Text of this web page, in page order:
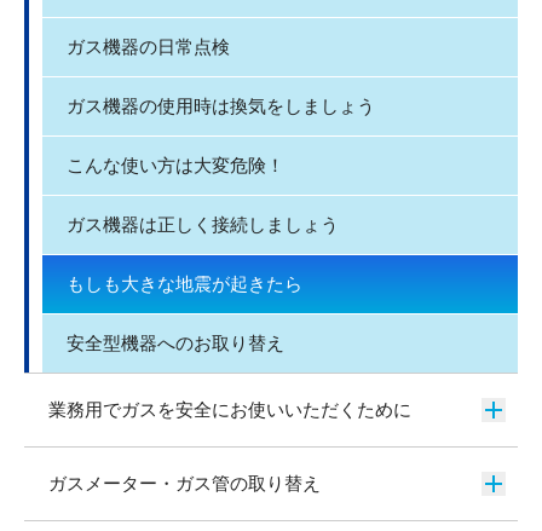
ガス機器の日常点検
ガス機器の使用時は換気をしましょう
こんな使い方は大変危険！
ガス機器は正しく接続しましょう
もしも大きな地震が起きたら
安全型機器へのお取り替え
業務用でガスを安全にお使いいただくために
ガスメーター・ガス管の取り替え